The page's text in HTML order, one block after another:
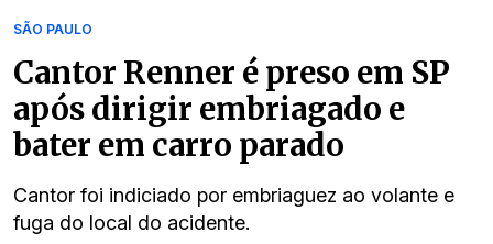
SÃO PAULO
Cantor Renner é preso em SP
após dirigir embriagado e
bater em carro parado
Cantor foi indiciado por embriaguez ao volante e
fuga do local do acidente.